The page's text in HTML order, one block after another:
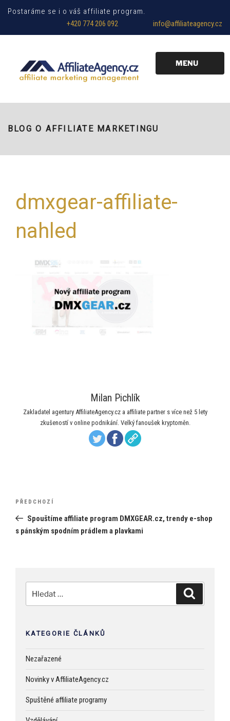
Postaráme se i o váš affiliate program.
+420 774 206 092
info@affiliateagency.cz
MENU
BLOG O AFFILIATE MARKETINGU
dmxgear-affiliate-
nahled
Milan Pichlík
Zakladatel agentury AffiliateAgency.cz a affiliate partner s více než 5 lety
zkušeností v online podnikání. Velký fanoušek kryptoměn.
Navigace
příspěvek
Předchozí
příspěvek
PŘEDCHOZÍ
Spouštíme affiliate program DMXGEAR.cz, trendy e-shop
s pánským spodním prádlem a plavkami
KATEGORIE ČLÁNKŮ
Nezařazené
Novinky v AffiliateAgency.cz
Spuštěné affiliate programy